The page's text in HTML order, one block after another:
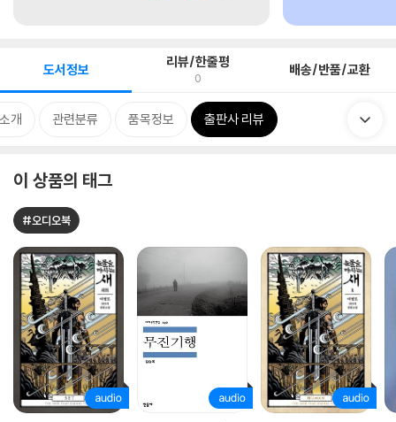
도서정보 리뷰/한줄평
0 배송/반품/교환
개 관련분류 품목정보 출판사 리뷰
이 상품의 태그
#오디오북